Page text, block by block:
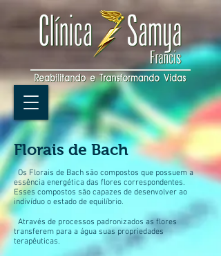
Florais de Bach
Os Florais de Bach são compostos que possuem a
essência energética das flores correspondentes.
Esses compostos são capazes de desenvolver ao
indivíduo o estado de equilíbrio.
Através de processos padronizados as flores
transferem para a água suas propriedades
terapêuticas.